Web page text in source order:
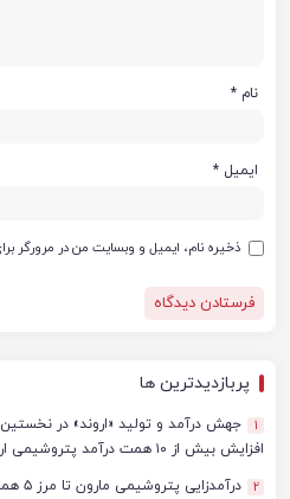
نام *
ایمیل *
ذخیره نام، ایمیل و وبسایت من در مرورگر
پربازدیدترین ها
1
جهش درآمد و تولید «اروند» در
افزایش بیش از ۱۰ همت درآمد پتروشیمی اروند در ۹ ماهه ۱۴۰۴
2 درآمدزایی پتروشیمی مارون تا مرز ۵ همت